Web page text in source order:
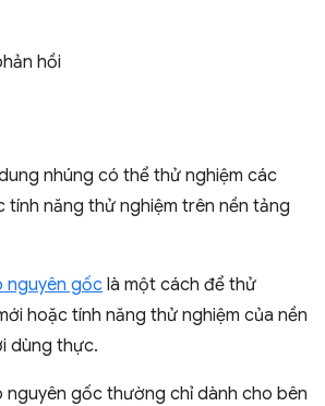
hồi
nhúng có thể thử nghiệm các
tính năng thử nghiệm trên nền tảng
nguyên gốc là một cách để thử
hoặc tính năng thử nghiệm của nền
dùng thực.
nguyên gốc thường chỉ dành cho bên